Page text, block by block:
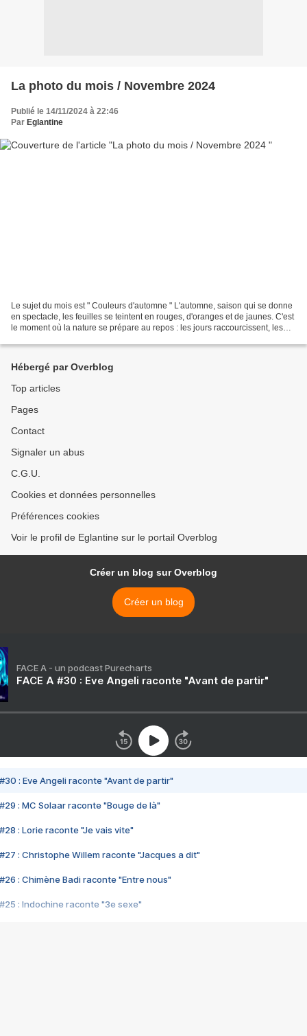
La photo du mois / Novembre 2024
Publié le 14/11/2024 à 22:46
Par Eglantine
Le sujet du mois est " Couleurs d'automne " L'automne, saison qui se donne
en spectacle, les feuilles se teintent en rouges, d'oranges et de jaunes. C'est
le moment où la nature se prépare au repos : les jours raccourcissent, les
Hébergé par Overblog
Top articles
Pages
Contact
Signaler un abus
C.G.U.
Cookies et données personnelles
Préférences cookies
Voir le profil de Eglantine sur le portail Overblog
Créer un blog sur Overblog
Créer un blog
FACE A - un podcast Purecharts
FACE A #30 : Eve Angeli raconte "Avant de partir"
#30 : Eve Angeli raconte "Avant de partir"
#29 : MC Solaar raconte "Bouge de là"
#28 : Lorie raconte "Je vais vite"
#27 : Christophe Willem raconte "Jacques a dit"
#26 : Chimène Badi raconte "Entre nous"
#25 : Indochine raconte "3e sexe"